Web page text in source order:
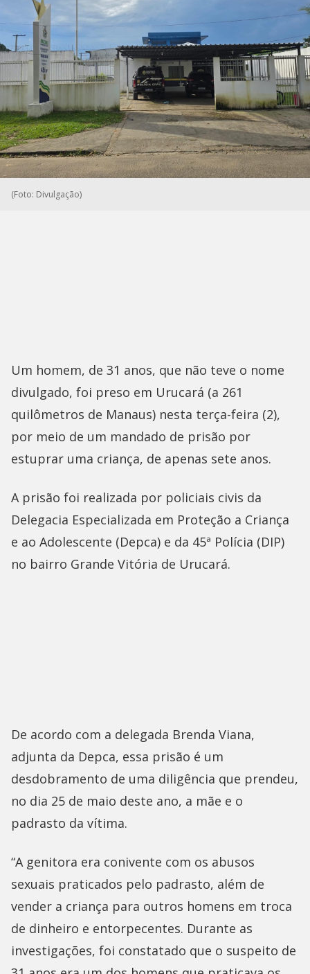
(Foto: Divulgação)
Um homem, de 31 anos, que não teve o nome
divulgado, foi preso em Urucará (a 261
quilômetros de Manaus) nesta terça-feira (2),
por meio de um mandado de prisão por
estuprar uma criança, de apenas sete anos.
A prisão foi realizada por policiais civis da
Delegacia Especializada em Proteção a Criança
e ao Adolescente (Depca) e da 45ª Polícia (DIP)
no bairro Grande Vitória de Urucará.
De acordo com a delegada Brenda Viana,
adjunta da Depca, essa prisão é um
desdobramento de uma diligência que prendeu,
no dia 25 de maio deste ano, a mãe e o
padrasto da vítima.
“A genitora era conivente com os abusos
sexuais praticados pelo padrasto, além de
vender a criança para outros homens em troca
de dinheiro e entorpecentes. Durante as
investigações, foi constatado que o suspeito de